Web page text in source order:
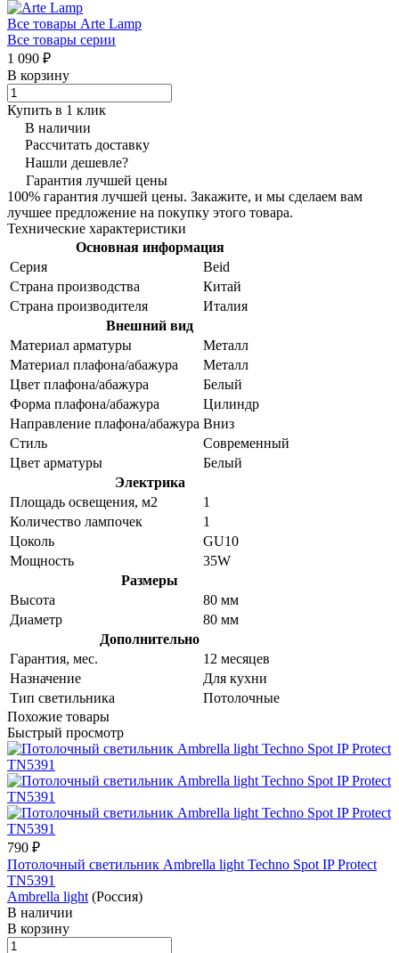
Все товары Arte Lamp
Все товары серии
1 090 ₽
В корзину
Купить в 1 клик
В наличии
Рассчитать доставку
Нашли дешевле?
Гарантия лучшей цены
100% гарантия лучшей цены. Закажите, и мы сделаем вам
лучшее предложение на покупку этого товара.
Технические характеристики
Основная информация
Серия
Beid
Страна производства
Китай
Страна производителя
Италия
Внешний вид
Материал арматуры
Металл
Материал плафона/абажура
Металл
Цвет плафона/абажура
Белый
Форма плафона/абажура
Цилиндр
Направление плафона/абажура Вниз
Стиль
Современный
Цвет арматуры
Белый
Электрика
Площадь освещения, м2
1
Количество лампочек
1
Цоколь
GU10
Мощность
35W
Размеры
Высота
80 мм
Диаметр
80 мм
Дополнительно
Гарантия, мес.
12 месяцев
Назначение
Для кухни
Тип светильника
Потолочные
Похожие товары
Быстрый просмотр
790 ₽
Потолочный светильник Ambrella light Techno Spot IP Protect
TN5391
Ambrella light (Россия)
В наличии
В корзину